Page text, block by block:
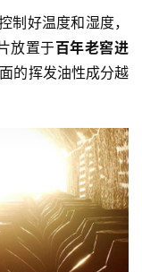
制好温度和湿度，
放置于百年老窖进
的挥发油性成分越